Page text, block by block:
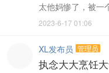
太他妈惨了，被一
2023-6-17 01:06
XL发布员 管理员
执念大大烹饪